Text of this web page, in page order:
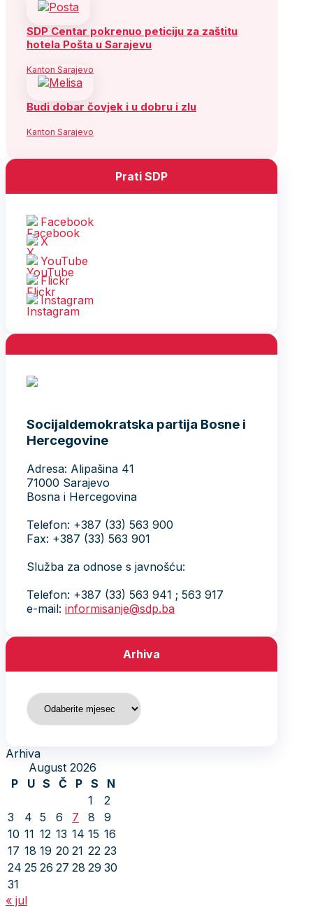
SDP Centar pokrenuo peticiju za zaštitu
hotela Pošta u Sarajevu
Kanton Sarajevo
Budi dobar čovjek i u dobru i zlu
Kanton Sarajevo
Prati SDP
Facebook
X
YouTube
Flickr
Instagram
Socijaldemokratska partija Bosne i
Hercegovine
Adresa: Alipašina 41
71000 Sarajevo
Bosna i Hercegovina
Telefon: +387 (33) 563 900
Fax: +387 (33) 563 901
Služba za odnose s javnošću:
Telefon: +387 (33) 563 941 ; 563 917
e-mail: informisanje@sdp.ba
Arhiva
Arhiva
Arhiva
August 2026
P
U S Č P S
N
1
2
3
4 5 6 7 8
9
10 11 12 13 14 15 16
17 18 19 20 21 22 23
24 25 26 27 28 29 30
31
« jul